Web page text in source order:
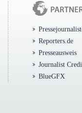
Reporters.de
Presseausweis
Journalist
BlueGFX